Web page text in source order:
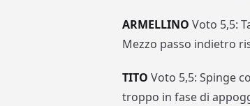
ARMELLINO Voto 5,5:
Mezzo passo indietro
TITO Voto 5,5: Spinge
troppo in fase di